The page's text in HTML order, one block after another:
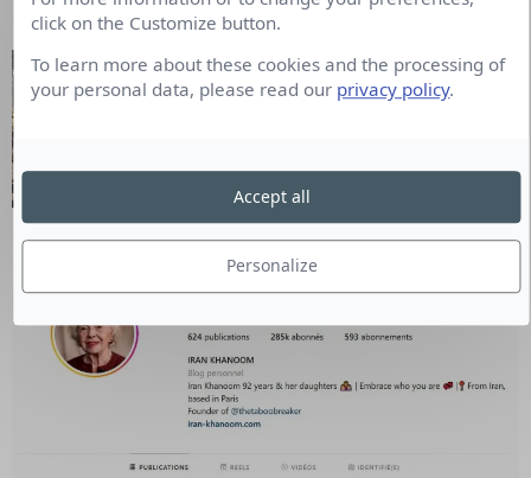
Iran Khanoom
click on the Customize button.
To learn more about these cookies and the processing of
your personal data, please read our privacy policy.
Personalize
Accept all